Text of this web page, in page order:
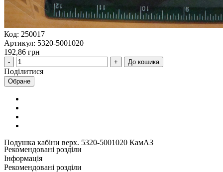
Код: 250017
Артикул: 5320-5001020
192,86 грн
До кошика
Поділитися
Обране
Подушка кабіни верх. 5320-5001020 КамАЗ
Рекомендовані розділи
Інформація
Рекомендовані розділи